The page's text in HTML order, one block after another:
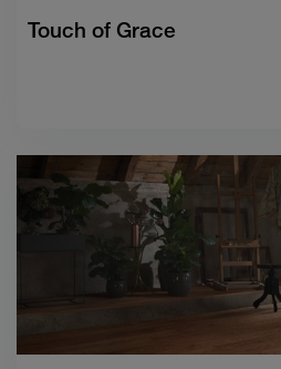
Touch of Grace